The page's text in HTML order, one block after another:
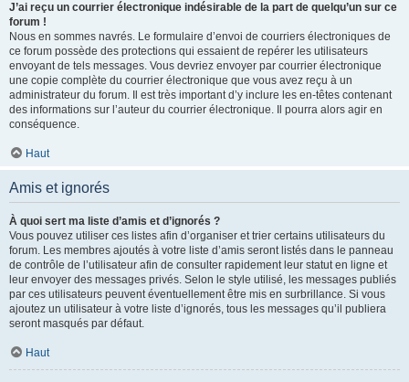
J’ai reçu un courrier électronique indésirable de la part de quelqu’un sur ce
forum !
Nous en sommes navrés. Le formulaire d’envoi de courriers électroniques de
ce forum possède des protections qui essaient de repérer les utilisateurs
envoyant de tels messages. Vous devriez envoyer par courrier électronique
une copie complète du courrier électronique que vous avez reçu à un
administrateur du forum. Il est très important d’y inclure les en-têtes contenant
des informations sur l’auteur du courrier électronique. Il pourra alors agir en
conséquence.
Haut
Amis et ignorés
À quoi sert ma liste d’amis et d’ignorés ?
Vous pouvez utiliser ces listes afin d’organiser et trier certains utilisateurs du
forum. Les membres ajoutés à votre liste d’amis seront listés dans le panneau
de contrôle de l’utilisateur afin de consulter rapidement leur statut en ligne et
leur envoyer des messages privés. Selon le style utilisé, les messages publiés
par ces utilisateurs peuvent éventuellement être mis en surbrillance. Si vous
ajoutez un utilisateur à votre liste d’ignorés, tous les messages qu’il publiera
seront masqués par défaut.
Haut